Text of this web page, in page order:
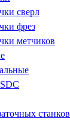
сверл
фрез
метчиков
станков